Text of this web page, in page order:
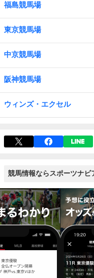
福島競馬場
東京競馬場
中京競馬場
阪神競馬場
ウィンズ・エクセル
競馬情報ならスポーツナビ